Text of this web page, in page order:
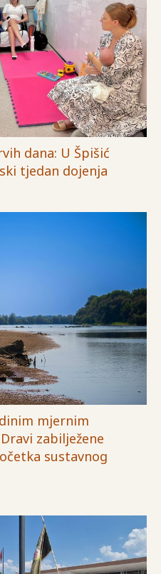
dana: U Špišić
tjedan dojenja
mjernim
zabilježene
sustavnog